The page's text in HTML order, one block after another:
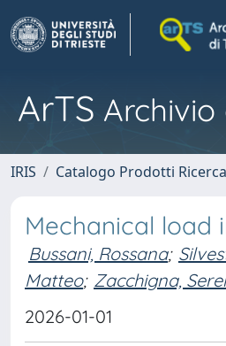
ArTS Archivio
IRIS Catalogo Prodotti
Mechanical load
Bussani, Rossana;
Matteo; Zacchigna,
2026-01-01